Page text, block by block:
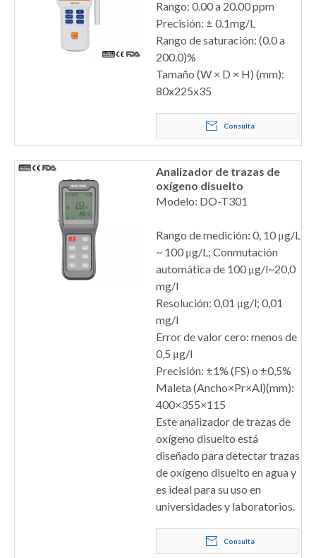
Rango: 0.00 a 20.00 ppm
Precisión: ± 0.1mg/L
Rango de saturación: (0.0 a
200.0)%
Tamaño (W × D × H) (mm):
80x225x35
Consulta
Analizador de trazas de
oxígeno disuelto
Modelo: DO-T301
Rango de medición: 0, 10 μg/L
~ 100 μg/L; Conmutación
automática de 100 μg/l~20,0
mg/l
Resolución: 0,01 μg/l; 0,01
mg/l
Error de valor cero: menos de
0,5 μg/l
Precisión: ±1% (FS) o ±0,5%
Maleta (Ancho×Pr×Al)(mm):
400×355×115
Este analizador de trazas de
oxígeno disuelto está
diseñado para detectar trazas
de oxígeno disuelto en agua y
es ideal para su uso en
universidades y laboratorios.
Consulta